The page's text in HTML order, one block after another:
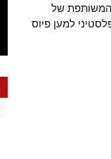
של
למען פיוס